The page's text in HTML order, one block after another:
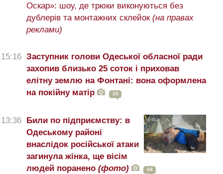
Оскар»: шоу, де трюки виконуються без
дублерів та монтажних склейок (на правах
реклами)
15:16 Заступник голови Одеської обласної ради
захопив близько 25 соток і приховав
елітну землю на Фонтані: вона оформлена
на покійну матір
10
13:36 Били по підприємству: в
Одеському районі
внаслідок російської атаки
загинула жінка, ще вісім
людей поранено (фото) 44